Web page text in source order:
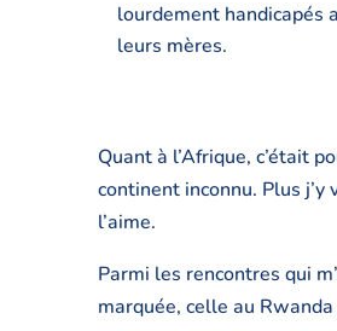
lourdement handicapés
leurs mères.
Quant à l’Afrique, c’était
continent inconnu. Plus j’y
l’aime.
Parmi les rencontres qui
marquée, celle au Rwanda